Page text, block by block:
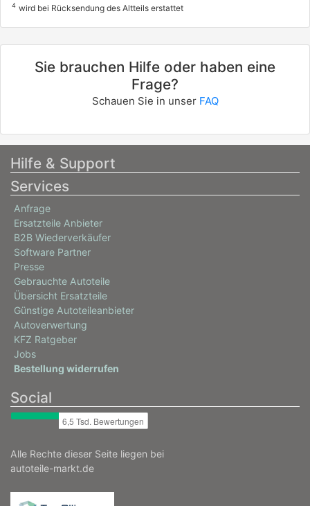
4 wird bei Rücksendung des Altteils erstattet
Sie brauchen Hilfe oder haben eine
Frage?
Schauen Sie in unser FAQ
Hilfe & Support
Services
Anfrage
Ersatzteile Anbieter
B2B Wiederverkäufer
Software Partner
Presse
Gebrauchte Autoteile
Übersicht Ersatzteile
Günstige Autoteileanbieter
Autoverwertung
KFZ Ratgeber
Jobs
Bestellung widerrufen
Social
Alle Rechte dieser Seite liegen bei
autoteile-markt.de